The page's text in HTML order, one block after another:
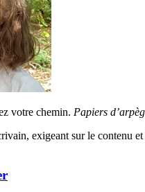
votre chemin. Papiers
exigeant sur le contenu